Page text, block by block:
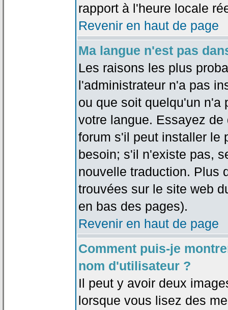
rapport à l'heure locale
Revenir en haut de page
Ma langue n'est pas
Les raisons les plus
l'administrateur n'a pas
ou que soit quelqu'un n'a
votre langue. Essayez
forum s'il peut installer le
besoin; s'il n'existe pas,
nouvelle traduction. Plus
trouvées sur le site web
en bas des pages).
Revenir en haut de page
Comment puis-je
nom d'utilisateur ?
Il peut y avoir deux
lorsque vous lisez des